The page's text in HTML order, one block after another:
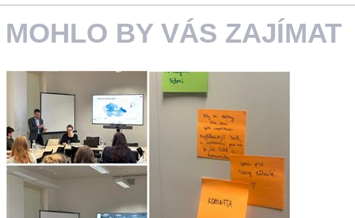
MOHLO BY VÁS ZAJÍMAT